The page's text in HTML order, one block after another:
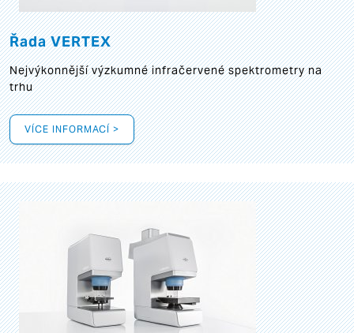
Řada VERTEX
Nejvýkonnější výzkumné infračervené spektrometry na
trhu
VÍCE INFORMACÍ >